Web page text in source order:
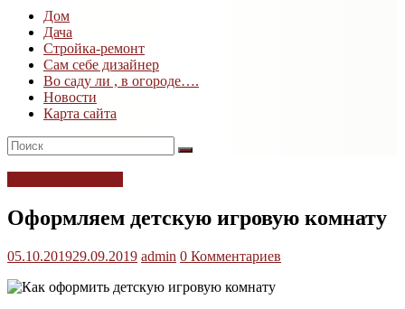
Дом
дача
Дом
Дача
Стройка-ремонт
Сам себе дизайнер
Во саду ли , в огороде….
Новости
Карта сайта
Оформляем детскую игровую комнату
05.10.201929.09.2019 admin 0 Комментариев